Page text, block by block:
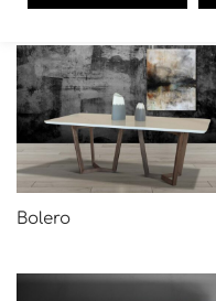
Bolero
AREA
tables
LINEA
Quality
High Quality
layers